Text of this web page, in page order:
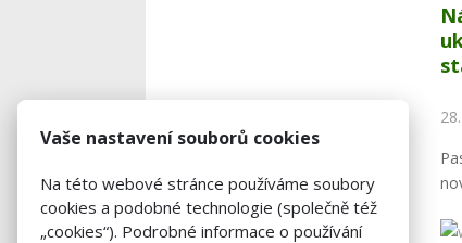
Vaše nastavení souborů cookies
Na této webové stránce používáme soubory
cookies a podobné technologie (společně též
„cookies“). Podrobné informace o používání